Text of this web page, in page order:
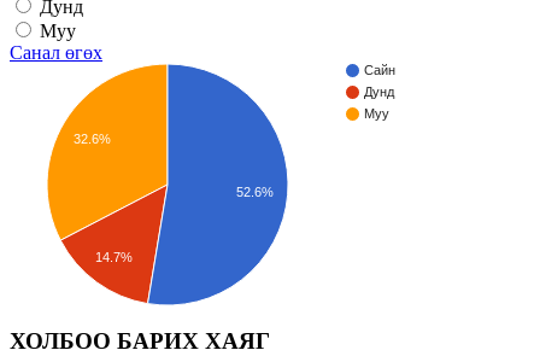
Дунд
Муу
Санал өгөх
Сайн
Дунд
Муу
32.6%
14.7%
52.6%
ХОЛБОО БАРИХ ХАЯГ